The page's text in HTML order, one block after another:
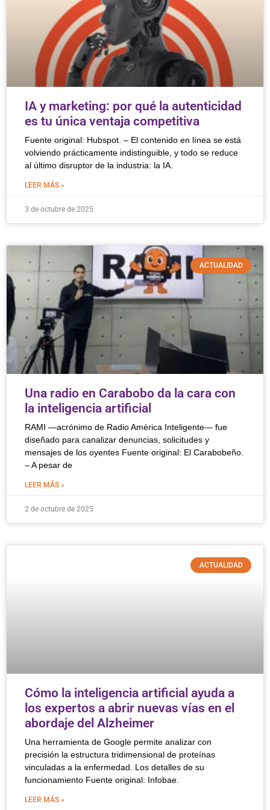
IA y marketing: por qué la autenticidad
es tu única ventaja competitiva
Fuente original: Hubspot. – El contenido en línea se está
volviendo prácticamente indistinguible, y todo se reduce
al último disruptor de la industria: la IA.
LEER MÁS »
3 de octubre de 2025
ACTUALIDAD
Una radio en Carabobo da la cara con
la inteligencia artificial
RAMI —acrónimo de Radio América Inteligente— fue
diseñado para canalizar denuncias, solicitudes y
mensajes de los oyentes Fuente original: El Carabobeño.
– A pesar de
LEER MÁS »
2 de octubre de 2025
ACTUALIDAD
Cómo la inteligencia artificial ayuda a
los expertos a abrir nuevas vías en el
abordaje del Alzheimer
Una herramienta de Google permite analizar con
precisión la estructura tridimensional de proteínas
vinculadas a la enfermedad. Los detalles de su
funcionamiento Fuente original: Infobae.
LEER MÁS »